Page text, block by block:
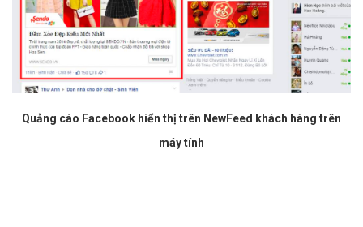
Quảng cáo Facebook hiển thị trên NewFeed khách hàng trên
máy tính